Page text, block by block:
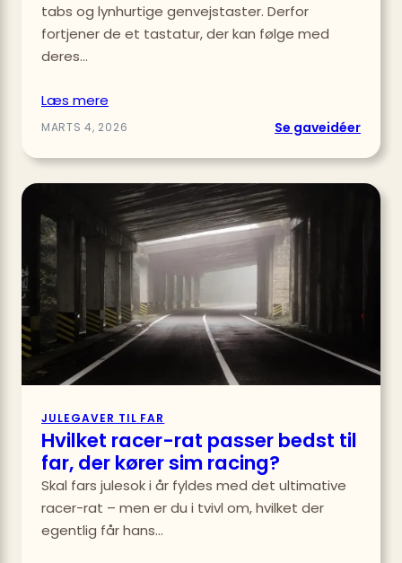
tabs og lynhurtige genvejstaster. Derfor
fortjener de et tastatur, der kan følge med
deres…
Læs mere
MARTS 4, 2026 Se gaveidéer:
Sådan
du
der
JULEGAVER TIL FAR
Hvilket racer-rat passer bedst til
far, der kører sim racing?
Skal fars julesok i år fyldes med det ultimative
racer-rat – men er du i tvivl om, hvilket der
egentlig får hans…